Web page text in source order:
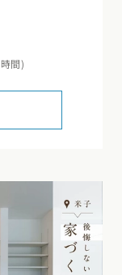
間)